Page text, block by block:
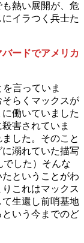
熱い展開が、危
イラつく兵士た
ードでアメリカ
を言っていま
らくマックスが
働いていました
害されていま
した。そのこと
溺れていた描写
でした）そんな
ということがわ
これはマックス
生還し前哨基地
いう今までのど